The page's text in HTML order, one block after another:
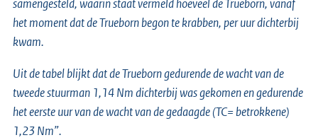
samengesteld, waarin staat vermeld hoeveel de Trueborn, vanaf
het moment dat de Trueborn begon te krabben, per uur dichterbij
kwam.
Uit de tabel blijkt dat de Trueborn gedurende de wacht van de
tweede stuurman 1,14 Nm dichterbij was gekomen en gedurende
het eerste uur van de wacht van de gedaagde (TC= betrokkene)
1,23 Nm”.